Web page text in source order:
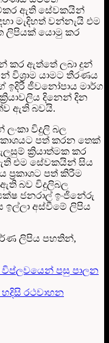
ඇති සේවකයින්
මැදිහත් වන්නැයි එම
ලිපියක් යොමු කර
කර ඇත්තේ ලබා දුන්
විශ්‍රාම යාමට තීරණය
ඉදිරි ජීවනෝපාය මාර්ග
දිනෙන් දින
ඇති බවයි.
විදුලි බල
පත් කරන තෙක්
ක්‍රියාත්මක කර
එම සේවකයින් සිය
පත් කිරීම
බව විදුලිබල
ජනරාල් ඉංජිනේරු
ඉල්ලා අස්වීමේ ලිපිය
ලිපිය පහතින්,
විප්ලවයෙන් පසු පාලන
රථවාහන